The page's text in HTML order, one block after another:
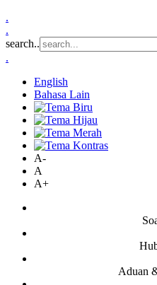
.
.
search..
.
English
Bahasa Lain
A-
A
A+
Aduan